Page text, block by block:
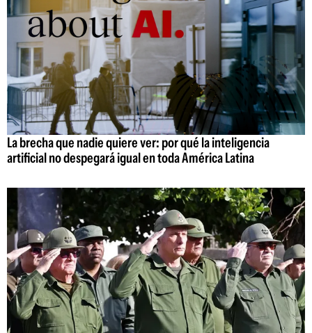
La brecha que nadie quiere ver: por qué la inteligencia
artificial no despegará igual en toda América Latina